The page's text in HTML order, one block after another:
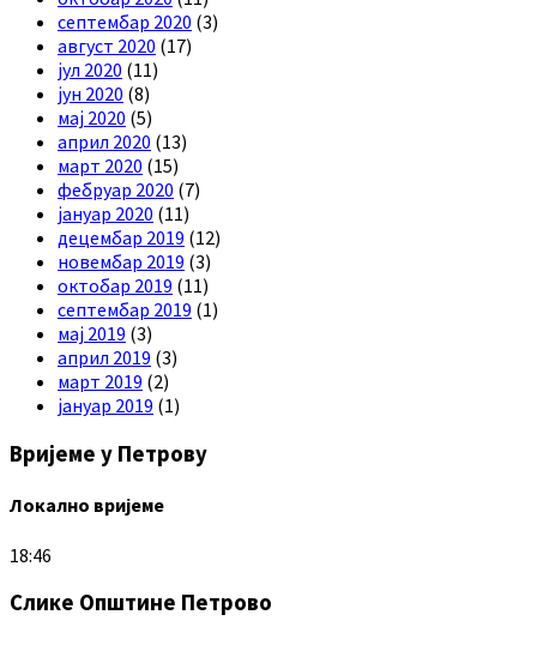
септембар 2020 (3)
август 2020 (17)
јул 2020 (11)
јун 2020 (8)
мај 2020 (5)
април 2020 (13)
март 2020 (15)
фебруар 2020 (7)
јануар 2020 (11)
децембар 2019 (12)
новембар 2019 (3)
октобар 2019 (11)
септембар 2019 (1)
мај 2019 (3)
април 2019 (3)
март 2019 (2)
јануар 2019 (1)
Вријеме у Петрову
Локално вријеме
18:46
Слике Општине Петрово